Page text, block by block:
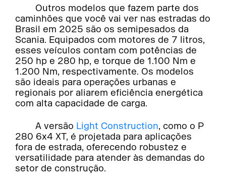
Outros modelos que fazem parte dos
caminhões que você vai ver nas estradas do
Brasil em 2025 são os semipesados da
Scania. Equipados com motores de 7 litros,
esses veículos contam com potências de
250 hp e 280 hp, e torque de 1.100 Nm e
1.200 Nm, respectivamente. Os modelos
são ideais para operações urbanas e
regionais por aliarem eficiência energética
com alta capacidade de carga.
A versão Light Construction, como o P
280 6x4 XT, é projetada para aplicações
fora de estrada, oferecendo robustez e
versatilidade para atender às demandas do
setor de construção.